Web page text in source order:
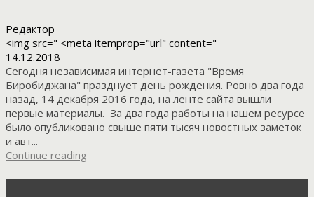
Редактор
<img src=" <meta itemprop="url" content="
14.12.2018
Сегодня независимая интернет-газета "Время
Биробиджана" празднует день рождения. Ровно два года
назад, 14 декабря 2016 года, на ленте сайта вышли
первые материалы. За два года работы на нашем ресурсе
было опубликовано свыше пяти тысяч новостных заметок
и авт...
Continue reading